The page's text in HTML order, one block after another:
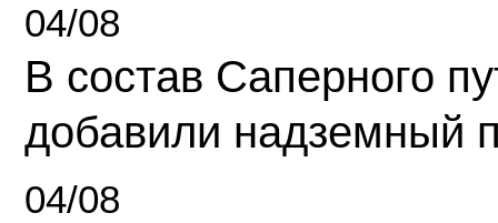
04/08
В состав Саперного
добавили надземный
04/08